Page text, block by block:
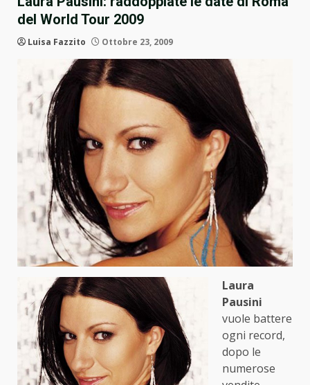
del World Tour 2009
Luisa Fazzito Ottobre 23, 2009
Laura
Pausini
vuole battere
ogni record,
dopo le
numerose